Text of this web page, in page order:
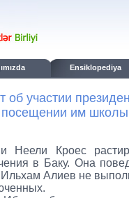
Ensiklopediya
участии
им
Неели Кроес
в Баку. Она
Алиев не